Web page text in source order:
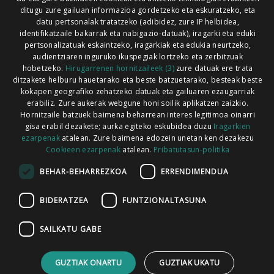
Xorroxin irratia | Lesaka | T. 948638288
Codesyntaxek garatua
HONI BURUZ LEGE OHARRA PUBLIZITATEA
ARAUAK HARREMANETARAKO RSS
ditugu zure gailuan informazioa gordetzeko eta eskuratzeko, eta
datu pertsonalak tratatzeko (adibidez, zure IP helbidea,
identifikatzaile bakarrak eta nabigazio-datuak), iragarki eta eduki
pertsonalizatuak eskaintzeko, iragarkiak eta edukia neurtzeko,
audientziaren inguruko ikuspegiak lortzeko eta zerbitzuak
hobetzeko. Hirugarrenen hornitzaileek (3)zure datuak ere trata
ditzakete helburu hauetarako eta beste batzuetarako, besteak beste
kokapen geografiko zehatzeko datuak eta gailuaren ezaugarriak
erabiliz. Zure aukerak webgune honi soilik aplikatzen zaizkio.
Hornitzaile batzuek baimena beharrean interes legitimoa oinarri
gisa erabil dezakete; aurka egiteko eskubidea duzu Iragarkien
ezarpenakatalean. Zure baimena edozein unetan ken dezakezu
Cookieen ezarpenak atalean. Pribatutasun-politika
BEHAR-BEHARREZKOA ERRENDIMENDUA
BIDERATZEA FUNTZIONALTASUNA
SAILKATU GABE
GUZTIAK ONARTU GUZTIAK UKATU